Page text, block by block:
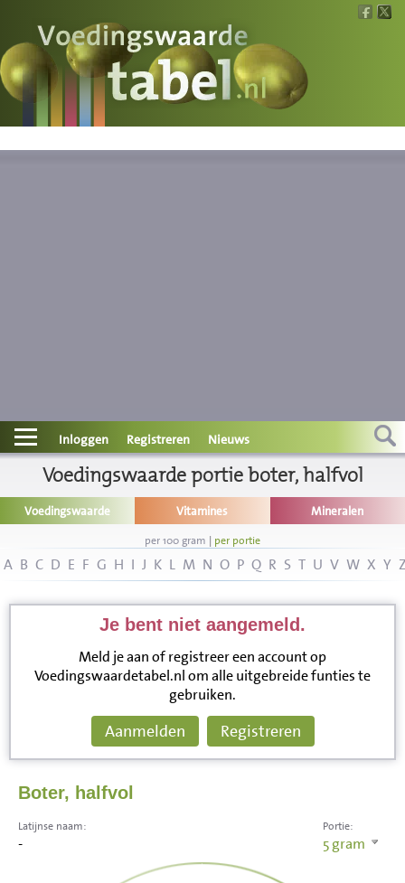
Voedingswaarde
Wat is wat?
Contact
Informatie
Disclaimer
Inloggen Registreren Nieuws
Voedingswaarde portie boter, halfvol
Voedingswaarde Vitamines Mineralen
per 100 gram | per portie
A B C D E F G H I J K L M N O P Q R S T U V W X Y
Je bent niet aangemeld.
Meld je aan of registreer een account op
Voedingswaardetabel.nl om alle uitgebreide funties te
gebruiken.
Aanmelden Registreren
Boter, halfvol
Portie:
5gram
Latijnse naam:
-